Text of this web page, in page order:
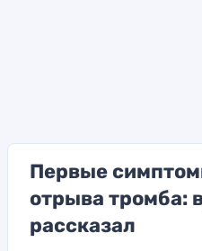
Первые
отрыва тромба:
рассказал